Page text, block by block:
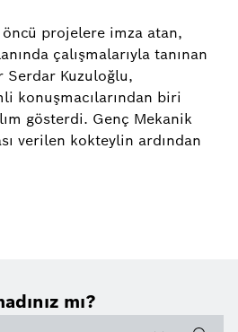
projelere imza atan,
çalışmalarıyla tanınan
Serdar Kuzuloğlu,
konuşmacılarından biri
gösterdi. Genç Mekanik
verilen kokteylin ardından
mı?